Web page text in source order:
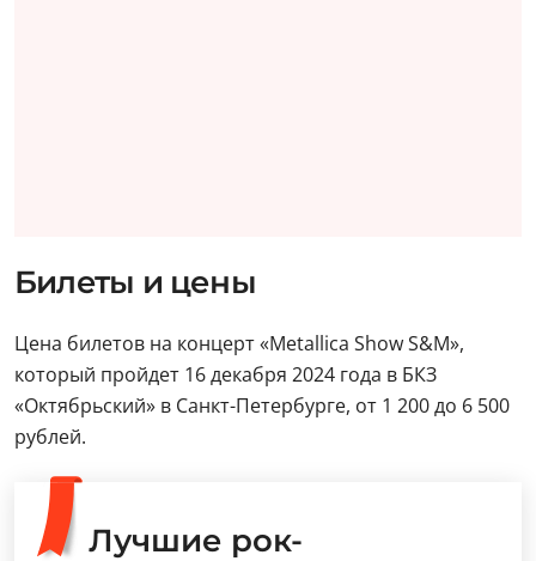
Билеты и цены
Цена билетов на концерт «Metallica Show S&M»,
который пройдет 16 декабря 2024 года в БКЗ
«Октябрьский» в Санкт-Петербурге, от 1 200 до 6 500
рублей.
Лучшие рок-